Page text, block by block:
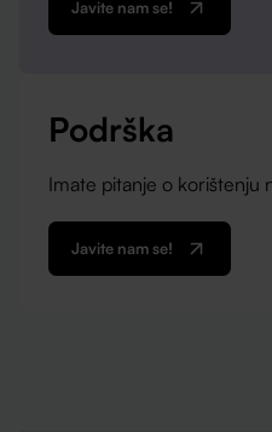
Javite nam se!
Podrška
Imate pitanje o korištenju
Javite nam se!